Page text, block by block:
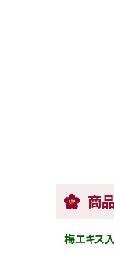
商
梅エキス